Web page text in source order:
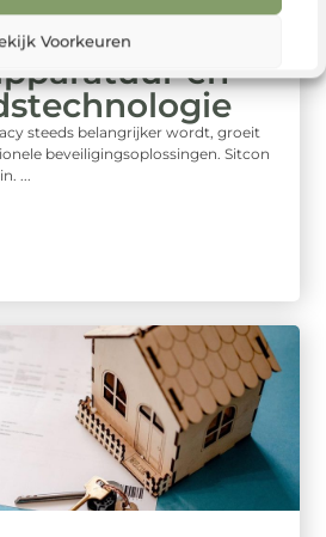
Voorkeurenin
en
steeds belangrijker wordt, groeit
beveiligingsoplossingen. Sitcon
...